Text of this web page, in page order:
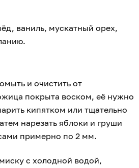
ваниль, мускатный орех,
и очистить от
покрыта воском, её нужно
кипятком или тщательно
нарезать яблоки и груши
примерно по 2 мм.
с холодной водой,